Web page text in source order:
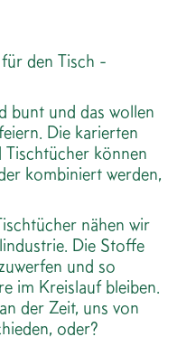
den Tisch -
bunt und das wollen
Die karierten
können
kombiniert werden,
nähen wir
Die Stoffe
und so
im Kreislauf bleiben.
der Zeit, uns von
oder?